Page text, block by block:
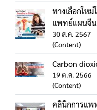
ทางเลือกให
แพทย์แผนจีน
30 ส.ค. 2567
(Content)
Carbon
19 ต.ค. 2566
(Content)
คลินิกการแพ